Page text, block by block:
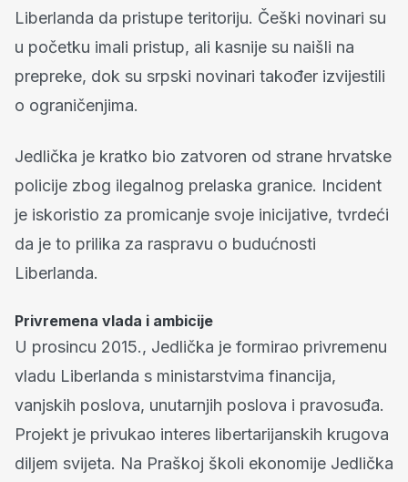
Liberlanda da pristupe teritoriju. Češki novinari su
u početku imali pristup, ali kasnije su naišli na
prepreke, dok su srpski novinari također izvijestili
o ograničenjima.
Jedlička je kratko bio zatvoren od strane hrvatske
policije zbog ilegalnog prelaska granice. Incident
je iskoristio za promicanje svoje inicijative, tvrdeći
da je to prilika za raspravu o budućnosti
Liberlanda.
Privremena vlada i ambicije
U prosincu 2015., Jedlička je formirao privremenu
vladu Liberlanda s ministarstvima financija,
vanjskih poslova, unutarnjih poslova i pravosuđa.
Projekt je privukao interes libertarijanskih krugova
diljem svijeta. Na Praškoj školi ekonomije Jedlička